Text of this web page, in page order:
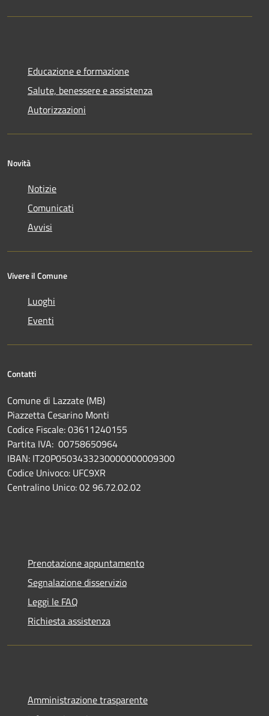
Educazione e formazione
Salute, benessere e assistenza
Autorizzazioni
Novità
Notizie
Comunicati
Avvisi
Vivere il Comune
Luoghi
Eventi
Contatti
Comune di Lazzate (MB)
Piazzetta Cesarino Monti
Codice Fiscale: 03611240155
Partita IVA: 00758650964
IBAN: IT20P0503433230000000009300
Codice Univoco: UFC9XR
Centralino Unico: 02 96.72.02.02
Prenotazione appuntamento
Segnalazione disservizio
Leggi le FAQ
Richiesta assistenza
Amministrazione trasparente